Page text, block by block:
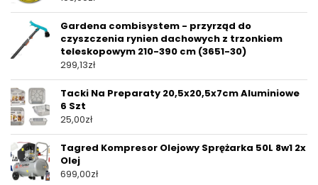
Gardena combisystem - przyrząd do
czyszczenia rynien dachowych z trzonkiem
teleskopowym 210-390 cm (3651-30)
299,13zł
Tacki Na Preparaty 20,5x20,5x7cm Aluminiowe
6 Szt
25,00zł
Tagred Kompresor Olejowy Sprężarka 50L 8w1 2x
Olej
699,00zł